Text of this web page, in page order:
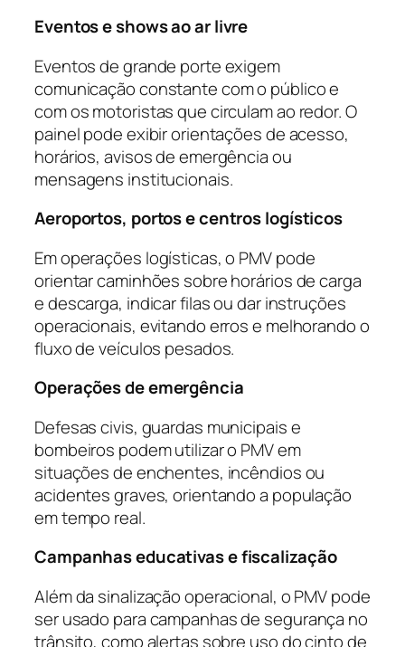
Eventos e shows ao ar livre
Eventos de grande porte exigem
comunicação constante com o público e
com os motoristas que circulam ao redor. O
painel pode exibir orientações de acesso,
horários, avisos de emergência ou
mensagens institucionais.
Aeroportos, portos e centros logísticos
Em operações logísticas, o PMV pode
orientar caminhões sobre horários de carga
e descarga, indicar filas ou dar instruções
operacionais, evitando erros e melhorando o
fluxo de veículos pesados.
Operações de emergência
Defesas civis, guardas municipais e
bombeiros podem utilizar o PMV em
situações de enchentes, incêndios ou
acidentes graves, orientando a população
em tempo real.
Campanhas educativas e fiscalização
Além da sinalização operacional, o PMV pode
ser usado para campanhas de segurança no
trânsito, como alertas sobre uso do cinto de